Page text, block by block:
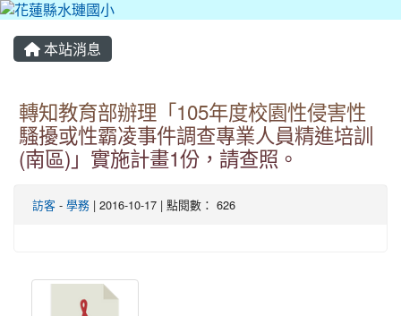
本站消息
轉知教育部辦理「105年度校園性侵害性
騷擾或性霸凌事件調查專業人員精進培訓
(南區)」實施計畫1份，請查照。
訪客 - 學務 | 2016-10-17 | 點閱數： 626